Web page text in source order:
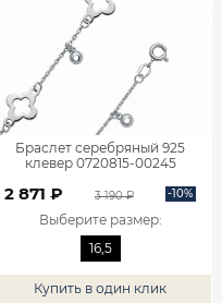
Браслет серебряный 925
клевер 0720815-00245
2 871 ₽ 3 190 ₽ -10%
Выберите размер:
16,5
Купить в один клик